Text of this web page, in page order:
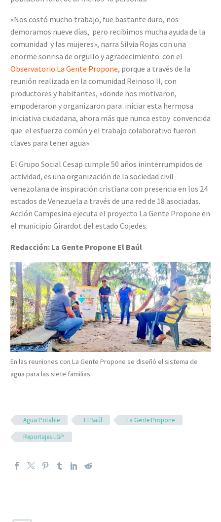
«Nos costó mucho trabajo, fue bastante duro, nos
demoramos nueve días, pero recibimos mucha ayuda de la
comunidad y las mujeres», narra Silvia Rojas con una
enorme sonrisa de orgullo y agradecimiento con el
Observatorio La Gente Propone, porque a través de la
reunión realizada en la comunidad Reinoso II, con
productores y habitantes, «donde nos motivaron,
empoderaron y organizaron para iniciar esta hermosa
iniciativa ciudadana, ahora más que nunca estoy convencida
que el esfuerzo común y el trabajo colaborativo fueron
claves para tener agua».
El Grupo Social Cesap cumple 50 años ininterrumpidos de
actividad, es una organización de la sociedad civil
venezolana de inspiración cristiana con presencia en los 24
estados de Venezuela a través de una red de 18 asociadas.
Acción Campesina ejecuta el proyecto La Gente Propone en
el municipio Girardot del estado Cojedes.
Redacción: La Gente Propone El Baúl
En las reuniones con La Gente Propone se diseñó el sistema de
agua para las siete familias
Agua Potable El Baúl
La Gente Propone
Reportajes LGP